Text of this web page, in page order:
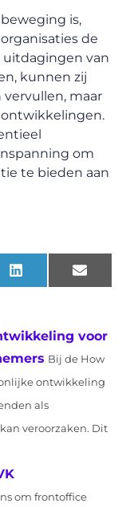
is,
de
uitdagingen van
kunnen zij
maar
om
te bieden aan
LinkedIn Email
voor
Bij de How
ontwikkeling
als
veroorzaken. Dit
om frontoffice